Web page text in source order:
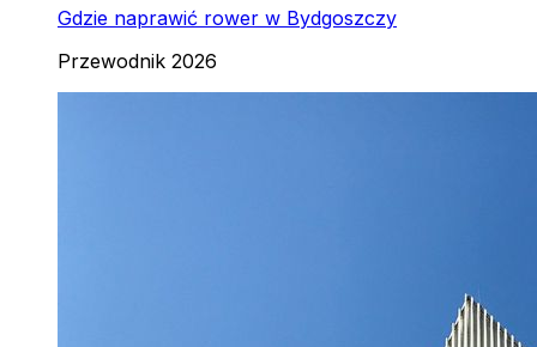
Gdzie naprawić rower w Bydgoszczy
Przewodnik 2026